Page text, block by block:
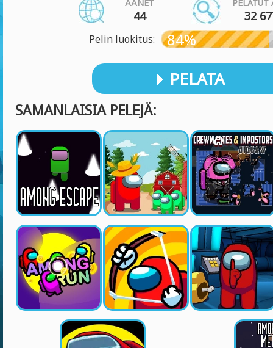
ÄÄNET
44
PELATUT
32
Pelin luokitus: 84%
PELATA
SAMANLAISIA PELEJÄ: